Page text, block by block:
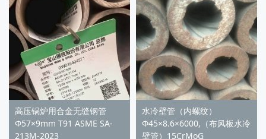
高压锅炉用合金无缝钢管
Φ57×9mm T91 ASME SA-
213M-2023
水冷壁管（内螺纹）
Φ45×8.6×6000,（布风板水冷
壁管）15CrMoG